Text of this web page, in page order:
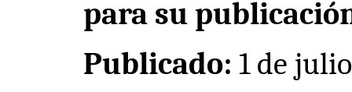
para su
Publicado: 1de